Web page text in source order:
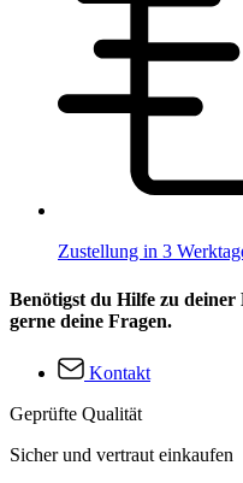
Zustellung in 3
Benötigst du Hilfe zu
gerne deine Fragen.
Kontakt
Geprüfte Qualität
Sicher und vertraut einkaufen